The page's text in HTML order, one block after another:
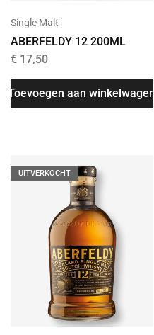
Single Malt
ABERFELDY 12 200ML
€ 17,50
Toevoegen aan winkelwagen
UITVERKOCHT